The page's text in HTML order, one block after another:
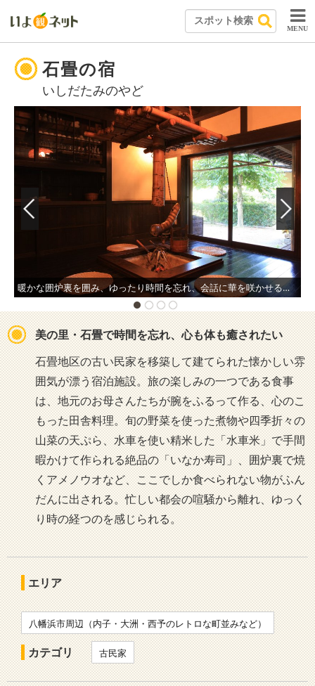
MENU
石畳の宿
いしだたみのやど
暖かな囲炉裏を囲み、ゆったり時間を忘れ、会話に華を咲かせるも良し、酒を酌み交わすのも良し。
美の里・石畳で時間を忘れ、心も体も癒されたい
石畳地区の古い民家を移築して建てられた懐かしい雰
囲気が漂う宿泊施設。旅の楽しみの一つである食事
は、地元のお母さんたちが腕をふるって作る、心のこ
もった田舎料理。旬の野菜を使った煮物や四季折々の
山菜の天ぷら、水車を使い精米した「水車米」で手間
暇かけて作られる絶品の「いなか寿司」、囲炉裏で焼
くアメノウオなど、ここでしか食べられない物がふん
だんに出される。忙しい都会の喧騒から離れ、ゆっく
り時の経つのを感じられる。
エリア
八幡浜市周辺（内子・大洲・西予のレトロな町並みなど）
カテゴリ 古民家